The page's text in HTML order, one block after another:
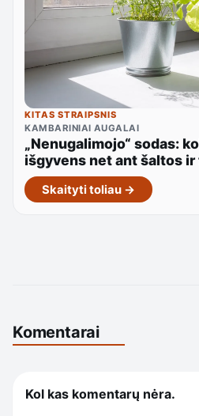
KITAS STRAIPSNIS
KAMBARINIAI AUGALAI
„Nenugalimojo“ sodas:
išgyvens net ant šaltos
Skaityti toliau →
Komentarai
Kol kas komentarų nėra.